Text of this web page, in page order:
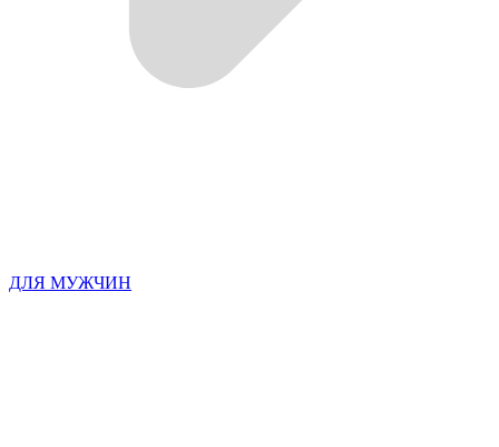
ДЛЯ МУЖЧИН